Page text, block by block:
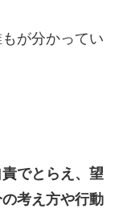
が分かってい
でとらえ、望
考え方や行動